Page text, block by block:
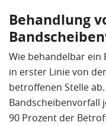
Behandlung
Wie behandelbar ein
in erster Linie von
betroffenen Stelle
Bandscheibenvorfall
90 Prozent der